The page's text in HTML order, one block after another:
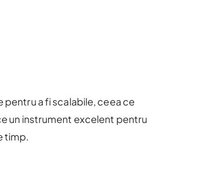
a fi scalabile, ceea ce
un instrument excelent pentru
timp.